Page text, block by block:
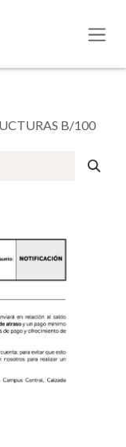
B/100